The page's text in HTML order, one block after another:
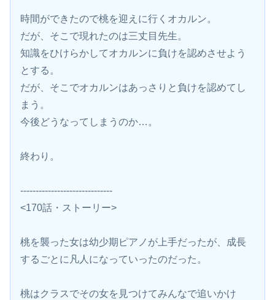
時間ができたので桃を迎えに行くオカルン。
だが、そこで現れたのは三丈目先生。
知識をひけらかしてオカルンに負けを認めさせよう
とする。
だが、そこでオカルンはあっさりと負けを認めてし
まう。
今後どうなってしまうのか…。
終わり。
------------------------------
<170話・ストーリー>
桃を襲った女は幼少期ピアノが上手だったが、成長
するごとに凡人になっていったのだった。
桃はクラスでその女を見つけてみんなで追いかけ